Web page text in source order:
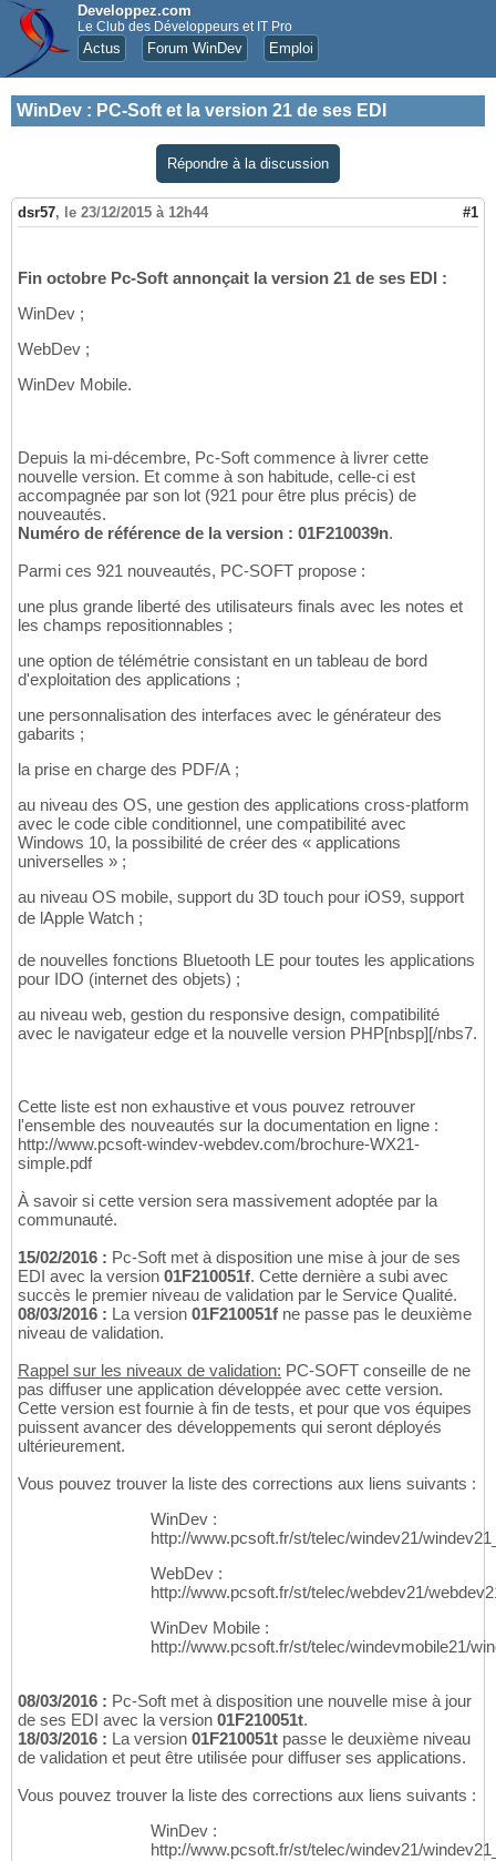
Developpez.com
Le Club des Développeurs et IT Pro
Actus Forum WinDev Emploi
WinDev : PC-Soft et la version 21 de ses EDI
Répondre à la discussion
dsr57, le 23/12/2015 à 12h44 #1
Fin octobre Pc-Soft annonçait la version 21 de ses EDI :
WinDev ;
WebDev ;
WinDev Mobile.
Depuis la mi-décembre, Pc-Soft commence à livrer cette
nouvelle version. Et comme à son habitude, celle-ci est
accompagnée par son lot (921 pour être plus précis) de
nouveautés.
Numéro de référence de la version : 01F210039n.
Parmi ces 921 nouveautés, PC-SOFT propose :
une plus grande liberté des utilisateurs finals avec les notes et
les champs repositionnables ;
une option de télémétrie consistant en un tableau de bord
d'exploitation des applications ;
une personnalisation des interfaces avec le générateur des
gabarits ;
la prise en charge des PDF/A ;
au niveau des OS, une gestion des applications cross-platform
avec le code cible conditionnel, une compatibilité avec
Windows 10, la possibilité de créer des « applications
universelles » ;
au niveau OS mobile, support du 3D touch pour iOS9, support
de lApple Watch ;
de nouvelles fonctions Bluetooth LE pour toutes les applications
pour IDO (internet des objets) ;
au niveau web, gestion du responsive design, compatibilité
avec le navigateur edge et la nouvelle version PHP[nbsp][/nbs7.
Cette liste est non exhaustive et vous pouvez retrouver
l'ensemble des nouveautés sur la documentation en ligne :
http://www.pcsoft-windev-webdev.com/brochure-WX21-
simple.pdf
À savoir si cette version sera massivement adoptée par la
communauté.
15/02/2016 : Pc-Soft met à disposition une mise à jour de ses
EDI avec la version 01F210051f. Cette dernière a subi avec
succès le premier niveau de validation par le Service Qualité.
08/03/2016 : La version 01F210051f ne passe pas le deuxième
niveau de validation.
Rappel sur les niveaux de validation: PC-SOFT conseille de ne
pas diffuser une application développée avec cette version.
Cette version est fournie à fin de tests, et pour que vos équipes
puissent avancer des développements qui seront déployés
ultérieurement.
Vous pouvez trouver la liste des corrections aux liens suivants :
WinDev :
http://www.pcsoft.fr/st/telec/windev21/
WebDev :
http://www.pcsoft.fr/st/telec/webdev21/
WinDev Mobile :
http://www.pcsoft.fr/st/telec/windevmobile21/
08/03/2016 : Pc-Soft met à disposition une nouvelle mise à jour
de ses EDI avec la version 01F210051t.
18/03/2016 : La version 01F210051t passe le deuxième niveau
de validation et peut être utilisée pour diffuser ses applications.
Vous pouvez trouver la liste des corrections aux liens suivants :
WinDev :
http://www.pcsoft.fr/st/telec/windev21/